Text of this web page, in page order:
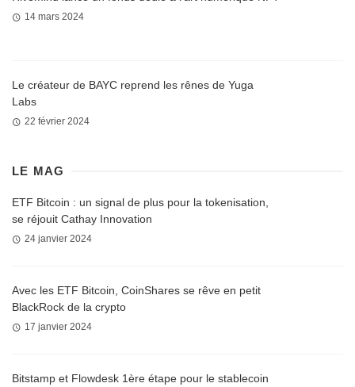
14 mars 2024
Le créateur de BAYC reprend les rênes de Yuga
Labs
22 février 2024
LE MAG
ETF Bitcoin : un signal de plus pour la tokenisation,
se réjouit Cathay Innovation
24 janvier 2024
Avec les ETF Bitcoin, CoinShares se rêve en petit
BlackRock de la crypto
17 janvier 2024
Bitstamp et Flowdesk 1ère étape pour le stablecoin